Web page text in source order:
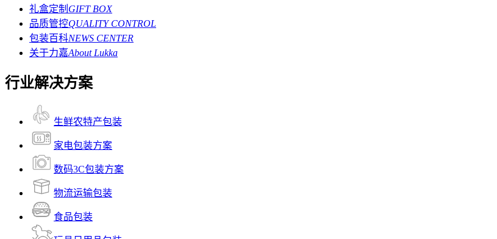
礼盒定制 GIFT BOX
品质管控QUALITY CONTROL
包装百科NEWS CENTER
关于力嘉About Lukka
行业解决方案
生鲜农特产包装
家电包装方案
数码3C包装方案
物流运输包装
食品包装